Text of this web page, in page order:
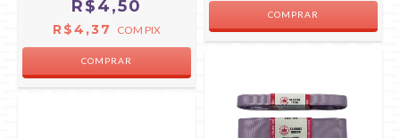
R$4,50
R$4,37 COM PIX
COMPRAR
COMPRAR